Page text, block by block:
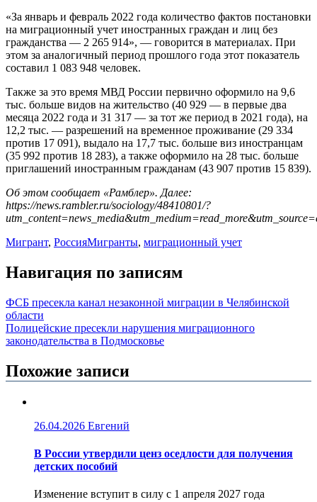
«За январь и февраль 2022 года количество фактов постановки
на миграционный учет иностранных граждан и лиц без
гражданства — 2 265 914», — говорится в материалах. При
этом за аналогичный период прошлого года этот показатель
составил 1 083 948 человек.
Также за это время МВД России первично оформило на 9,6
тыс. больше видов на жительство (40 929 — в первые два
месяца 2022 года и 31 317 — за тот же период в 2021 года), на
12,2 тыс. — разрешений на временное проживание (29 334
против 17 091), выдало на 17,7 тыс. больше виз иностранцам
(35 992 против 18 283), а также оформило на 28 тыс. больше
приглашений иностранным гражданам (43 907 против 15 839).
Об этом сообщает «Рамблер». Далее:
https://news.rambler.ru/sociology/48410801/?
Мигрант, РоссияМигранты, миграционный учет
Навигация по записям
ФСБ пресекла канал незаконной миграции в Челябинской
области
Полицейские пресекли нарушения миграционного
законодательства в Подмосковье
Похожие записи
26.04.2026 Евгений
В России утвердили ценз оседлости для получения
детских пособий
Изменение вступит в силу с 1 апреля 2027 года